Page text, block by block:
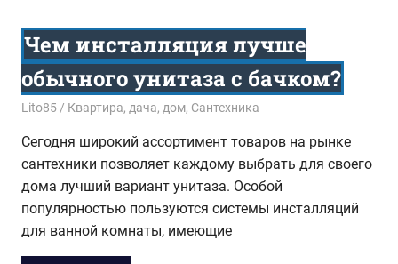
Чем инсталляция лучше
обычного унитаза с бачком?
23.07.2015
Lito85 Квартира, дача, дом, Сантехника
Сегодня широкий ассортимент товаров на рынке
сантехники позволяет каждому выбрать для своего
дома лучший вариант унитаза. Особой
популярностью пользуются системы инсталляций
для ванной комнаты, имеющие